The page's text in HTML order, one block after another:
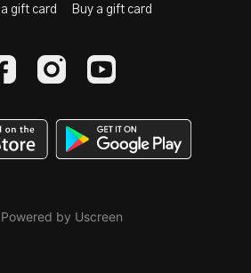
gift card Buy a gift card
Powered by Uscreen